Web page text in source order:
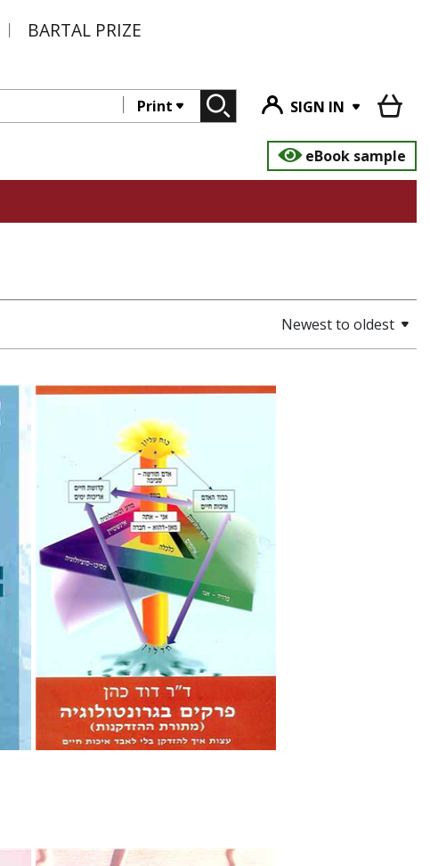
BARTAL PRIZE
Print
SIGN IN
eBook sample
Newest to oldest
ד``ר דוד כהן
פרופ` יהודה שינפלד